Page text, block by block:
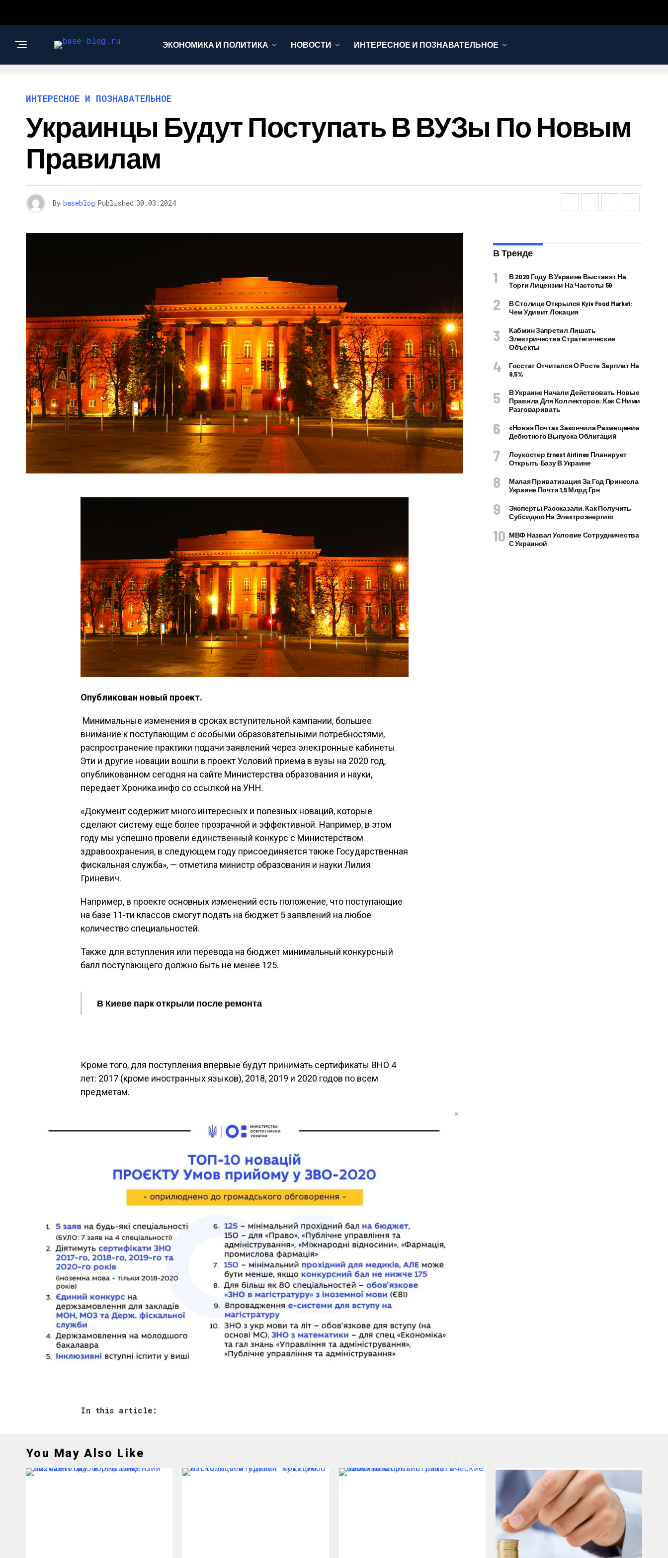
ЭКОНОМИКА И ПОЛИТИКА НОВОСТИ ИНТЕРЕСНОЕ И ПОЗНАВАТЕЛЬНОЕ
ИНТЕРЕСНОЕ И ПОЗНАВАТЕЛЬНОЕ
Украинцы Будут Поступать В ВУЗы По Новым
Правилам
By baseblog Published 30.03.2024
Опубликован новый проект.
Минимальные изменения в сроках вступительной кампании, большее
внимание к поступающим с особыми образовательными потребностями,
распространение практики подачи заявлений через электронные кабинеты.
Эти и другие новации вошли в проект Условий приема в вузы на 2020 год,
опубликованном сегодня на сайте Министерства образования и науки,
передает Хроника.инфо со ссылкой на УНН.
«Документ содержит много интересных и полезных новаций, которые
сделают систему еще более прозрачной и эффективной. Например, в этом
году мы успешно провели единственный конкурс с Министерством
здравоохранения, в следующем году присоединяется также Государственная
фискальная служба», — отметила министр образования и науки Лилия
Гриневич.
Например, в проекте основных изменений есть положение, что поступающие
на базе 11-ти классов смогут подать на бюджет 5 заявлений на любое
количество специальностей.
Также для вступления или перевода на бюджет минимальный конкурсный
балл поступающего должно быть не менее 125.
В Киеве парк открыли после ремонта
Кроме того, для поступления впервые будут принимать сертификаты ВНО 4
лет: 2017 (кроме иностранных языков), 2018, 2019 и 2020 годов по всем
предметам.
In this article:
В Тренде
В 2020 Году В Украине Выставят На
Торги Лицензии На Частоты 5G
В Столице Открылся Kyiv Food Market:
Чем Удивит Локация
Кабмин Запретил Лишать
Электричества Стратегические
Объекты
Госстат Отчитался О Росте Зарплат На
9,5%
В Украине Начали Действовать Новые
Правила Для Коллекторов: Как С Ними
Разговаривать
«Новая Почта» Закончила Размещение
Дебютного Выпуска Облигаций
Лоукостер Ernest Airlines Планирует
Открыть Базу В Украине
Малая Приватизация За Год Принесла
Украине Почти 1,5 Млрд Грн
Эксперты Рассказали, Как Получить
Субсидию На Электроэнергию
МВФ Назвал Условие Сотрудничества
С Украиной
You May Also Like